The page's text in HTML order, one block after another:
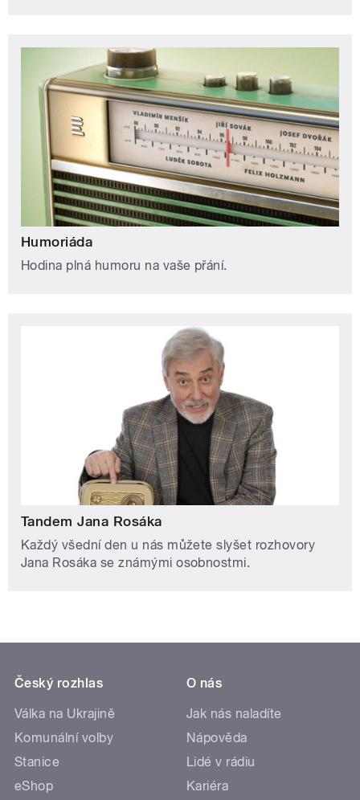
Humoriáda
Hodina plná humoru na vaše přání.
Tandem Jana Rosáka
Každý všední den u nás můžete slyšet rozhovory
Jana Rosáka se známými osobnostmi.
Český rozhlas
Válka na Ukrajině
Komunální volby
Stanice
eShop
O nás
Jak nás naladíte
Nápověda
Lidé v rádiu
Kariéra